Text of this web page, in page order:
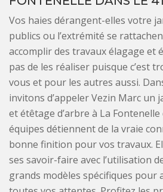
Vos haies dérangent-elles votre
publics ou l’extrémité se
accomplir des travaux élagage et
pas de les réaliser puisque c’est
vous et pour les autres aussi.
invitons d’appeler Vezin Marc un
et étêtage d’arbre à La Fontenelle
équipes détiennent de la vraie
bonne finition pour vos travaux.
ses savoir-faire avec l’utilisation
grands modèles spécifiques pour